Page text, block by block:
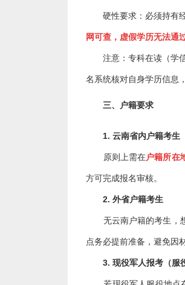
硬性要求：必须持有经
网可查，虚假学历无法通
注意：专科在读（学信
名系统核对自身学历信息
三、 户籍要求
1. 云南省内户籍考生
原则上需在户籍所在
方可完成报名审核。
2. 外省户籍考生
无云南户籍的考生，想
点务必提前准备，避免因
3. 现役军人报考（服